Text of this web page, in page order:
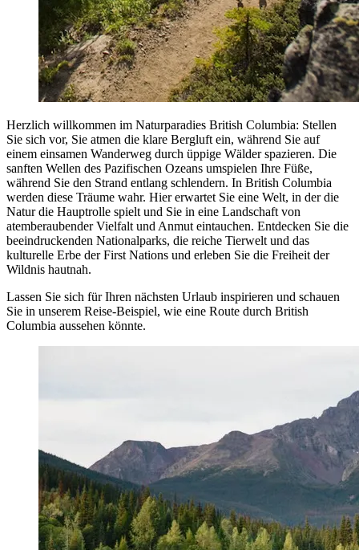
Herzlich willkommen im Naturparadies British Columbia: Stellen
Sie sich vor, Sie atmen die klare Bergluft ein, während Sie auf
einem einsamen Wanderweg durch üppige Wälder spazieren. Die
sanften Wellen des Pazifischen Ozeans umspielen Ihre Füße,
während Sie den Strand entlang schlendern. In British Columbia
werden diese Träume wahr. Hier erwartet Sie eine Welt, in der die
Natur die Hauptrolle spielt und Sie in eine Landschaft von
atemberaubender Vielfalt und Anmut eintauchen. Entdecken Sie die
beeindruckenden Nationalparks, die reiche Tierwelt und das
kulturelle Erbe der First Nations und erleben Sie die Freiheit der
Wildnis hautnah.
Lassen Sie sich für Ihren nächsten Urlaub inspirieren und schauen
Sie in unserem Reise-Beispiel, wie eine Route durch British
Columbia aussehen könnte.